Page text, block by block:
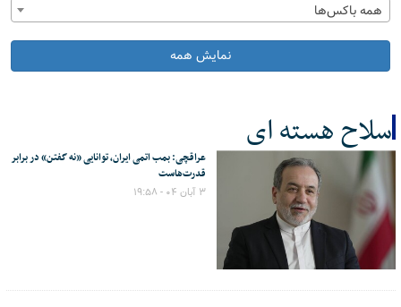
همه باکس‌ها
نمایش همه
سلاح هسته ای
کل اخبار:6
عراقچی: بمب اتمی ایران، توانایی «نه گفتن» در برابر
قدرت‌هاست
۳ آبان ۰۴ - ۱۹:۵۸